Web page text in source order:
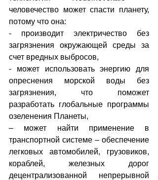
человечество может спасти планету,
потому что она:
- производит электричество без
загрязнения окружающей среды за
счет вредных выбросов,
- может использовать энергию для
опреснения морской воды без
загрязнения, что поможет
разработать глобальные программы
озеленения Планеты,
– может найти применение в
транспортной системе – обеспечение
легковых автомобилей, грузовиков,
кораблей, железных дорог
децентрализованной непрерывной